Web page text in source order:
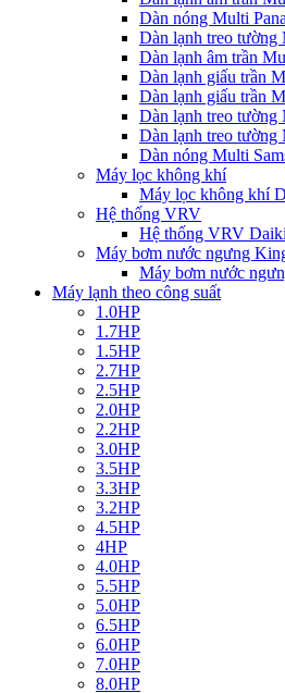
Dàn nóng Multi
Dàn lạnh treo tường
Dàn lạnh âm trần
Dàn lạnh giấu trần
Dàn lạnh giấu trần
Dàn lạnh treo
Dàn lạnh treo tường
Dàn nóng Multi
Máy lọc không khí
Máy lọc không khí
Hệ thống VRV
Hệ thống VRV
Máy bơm nước ngưng
Máy bơm nước
Máy lạnh theo công suất
1.0HP
1.7HP
1.5HP
2.7HP
2.5HP
2.0HP
2.2HP
3.0HP
3.5HP
3.3HP
3.2HP
4.5HP
4HP
4.0HP
5.5HP
5.0HP
6.5HP
6.0HP
7.0HP
8.0HP